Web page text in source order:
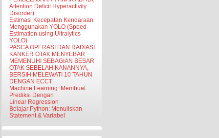
Attention Deficit Hyperactivity
Disorder)
Estimasi Kecepatan Kendaraan
Menggunakan YOLO (Speed
Estimation using Ultralytics
YOLO)
PASCA OPERASI DAN RADIASI
KANKER OTAK MENYEBAR
MEMENUHI SEBAGIAN BESAR
OTAK SEBELAH KANANNYA,
BERSIH MELEWATI 10 TAHUN
DENGAN ECCT
Machine Learning: Membuat
Prediksi Dengan
Linear Regression
Belajar Python: Menuliskan
Statement & Variabel